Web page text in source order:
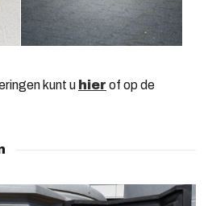
kunt u hier of op de